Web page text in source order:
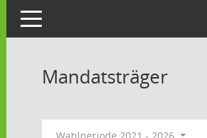
Toggle navigation
Mandatsträger